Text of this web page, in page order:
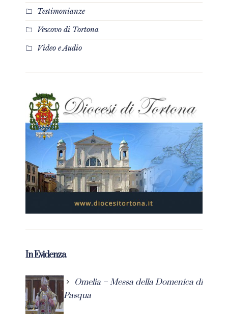
Testimonianze
Vescovo di Tortona
Video e Audio
In Evidenza
Omelia – Messa della Domenica di
Pasqua